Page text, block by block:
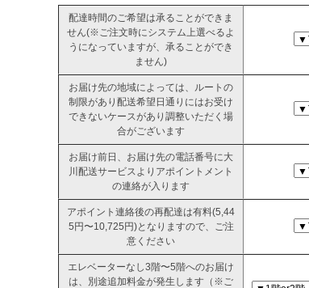
配達時間のご希望は承ることができま
せん(※ご注文時にシステム上選べるよ
うになっていますが、承ることができ
ません)
お届け先の地域によっては、ルートの
制限があり配送希望日通りにはお受け
できないケースがあり調整いただく場
合がございます
お届け前日、お届け先の電話番号に大
川配送サービスよりアポイントメント
の連絡が入ります
アポイント連絡後の再配達は有料(5,44
5円〜10,725円)となりますので、ご注
意ください
エレベーターなし3階〜5階へのお届け
は、別途追加料金が発生します（※ご